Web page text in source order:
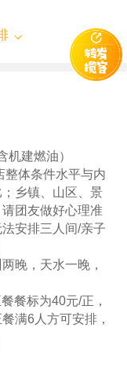
机建燃油）
整体条件水平与内
乡镇、山区、景
团友做好心理准
安排三人间/亲子
晚，天水一晚，
餐标为40元/正，
满6人方可安排，
理。